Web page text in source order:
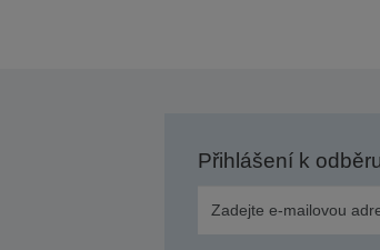
Přihlášení k